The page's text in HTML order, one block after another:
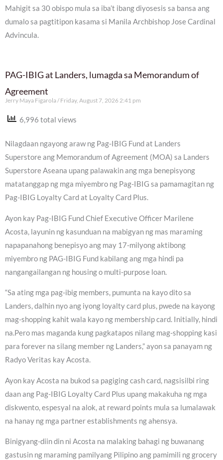
Mahigit sa 30 obispo mula sa iba’t ibang diyosesis sa bansa ang
dumalo sa pagtitipon kasama si Manila Archbishop Jose Cardinal
Advincula.
PAG-IBIG at Landers, lumagda sa Memorandum of
Agreement
Jerry Maya Figarola Friday, August 7, 2026 2:41 pm
6,996 total views
Nilagdaan ngayong araw ng Pag-IBIG Fund at Landers
Superstore ang Memorandum of Agreement (MOA) sa Landers
Superstore Aseana upang palawakin ang mga benepisyong
matatanggap ng mga miyembro ng Pag-IBIG sa pamamagitan ng
Pag-IBIG Loyalty Card at Loyalty Card Plus.
Ayon kay Pag-IBIG Fund Chief Executive Officer Marilene
Acosta, layunin ng kasunduan na mabigyan ng mas maraming
napapanahong benepisyo ang may 17-milyong aktibong
miyembro ng PAG-IBIG Fund kabilang ang mga hindi pa
nangangailangan ng housing o multi-purpose loan.
“Sa ating mga pag-ibig members, pumunta na kayo dito sa
Landers, dalhin nyo ang iyong loyalty card plus, pwede na kayong
mag-shopping kahit wala kayo ng membership card. Initially, hindi
na.Pero mas maganda kung pagkatapos nilang mag-shopping kasi
para forever na silang member ng Landers,” ayon sa panayam ng
Radyo Veritas kay Acosta.
Ayon kay Acosta na bukod sa pagiging cash card, nagsisilbi ring
daan ang Pag-IBIG Loyalty Card Plus upang makakuha ng mga
diskwento, espesyal na alok, at reward points mula sa lumalawak
na hanay ng mga partner establishments ng ahensya.
Binigyang-diin din ni Acosta na malaking bahagi ng buwanang
gastusin ng maraming pamilyang Pilipino ang pamimili ng grocery